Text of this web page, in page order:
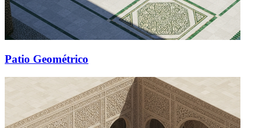
Patio Geométrico